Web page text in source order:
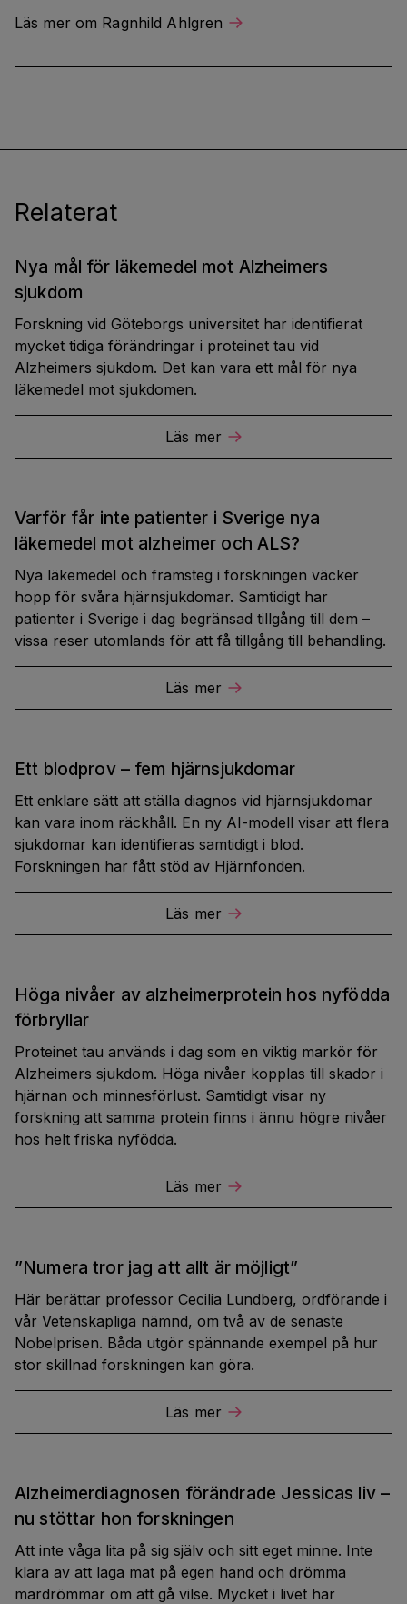
Läs mer om Ragnhild Ahlgren
Relaterat
Nya mål för läkemedel mot Alzheimers
sjukdom
Forskning vid Göteborgs universitet har identifierat
mycket tidiga förändringar i proteinet tau vid
Alzheimers sjukdom. Det kan vara ett mål för nya
läkemedel mot sjukdomen.
Läs mer
Varför får inte patienter i Sverige nya
läkemedel mot alzheimer och ALS?
Nya läkemedel och framsteg i forskningen väcker
hopp för svåra hjärnsjukdomar. Samtidigt har
patienter i Sverige i dag begränsad tillgång till dem –
vissa reser utomlands för att få tillgång till behandling.
Läs mer
Ett blodprov – fem hjärnsjukdomar
Ett enklare sätt att ställa diagnos vid hjärnsjukdomar
kan vara inom räckhåll. En ny AI-modell visar att flera
sjukdomar kan identifieras samtidigt i blod.
Forskningen har fått stöd av Hjärnfonden.
Läs mer
Höga nivåer av alzheimerprotein hos nyfödda
förbryllar
Proteinet tau används i dag som en viktig markör för
Alzheimers sjukdom. Höga nivåer kopplas till skador i
hjärnan och minnesförlust. Samtidigt visar ny
forskning att samma protein finns i ännu högre nivåer
hos helt friska nyfödda.
Läs mer
”Numera tror jag att allt är möjligt”
Här berättar professor Cecilia Lundberg, ordförande i
vår Vetenskapliga nämnd, om två av de senaste
Nobelprisen. Båda utgör spännande exempel på hur
stor skillnad forskningen kan göra.
Läs mer
Alzheimerdiagnosen förändrade Jessicas liv –
nu stöttar hon forskningen
Att inte våga lita på sig själv och sitt eget minne. Inte
klara av att laga mat på egen hand och drömma
mardrömmar om att gå vilse. Mycket i livet har